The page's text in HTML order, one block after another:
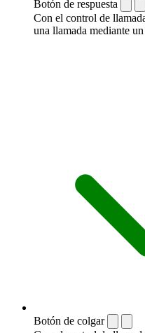
Botón de respuesta
Con el control de
una llamada mediante
Botón de colgar